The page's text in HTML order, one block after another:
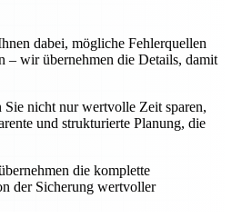
dabei, mögliche Fehlerquellen
– wir übernehmen die Details, damit
nicht nur wertvolle Zeit sparen,
und strukturierte Planung, die
die komplette
der Sicherung wertvoller